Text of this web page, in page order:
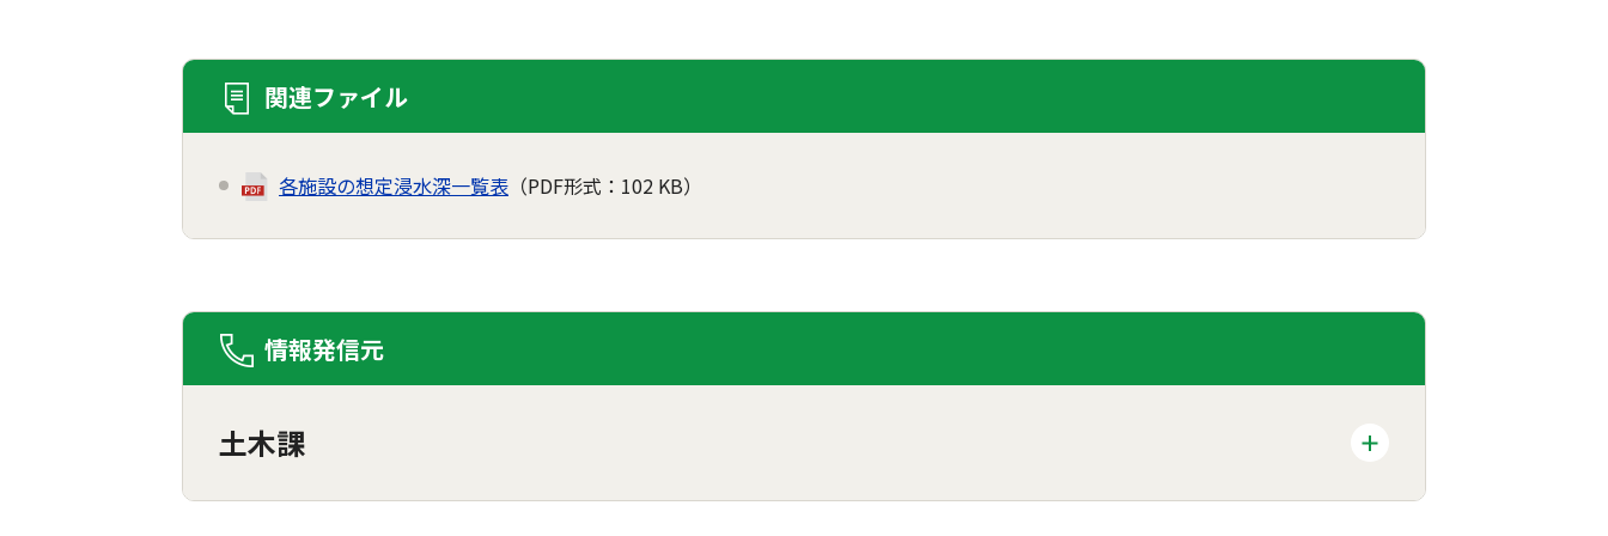
関連ファイル
各施設の想定浸水深一覧表 （PDF形式：102 KB）
情報発信元
土木課